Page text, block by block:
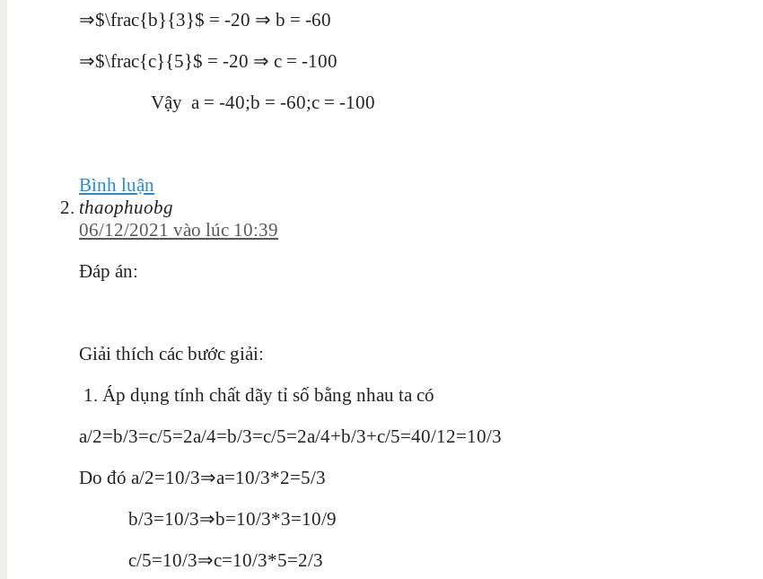
⇒$\frac{b}{3}$ = -20 ⇒ b = -60
⇒$\frac{c}{5}$ = -20 ⇒ c = -100
Vậy a = -40;b = -60;c = -100
Bình luận
thaophuobg
06/12/2021 vào lúc 10:39
Đáp án:
Giải thích các bước giải:
1. Áp dụng tính chất dãy tỉ số bằng nhau ta có
a/2=b/3=c/5=2a/4=b/3=c/5=2a/4+b/3+c/5=40/12=10/3
Do đó a/2=10/3⇒a=10/3*2=5/3
b/3=10/3⇒b=10/3*3=10/9
c/5=10/3⇒c=10/3*5=2/3